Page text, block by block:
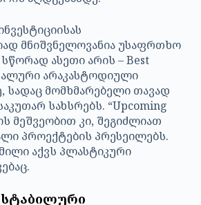
მნიშვნელოვანია უსაფრთხო
სწორად ასეთი არის – Best
არაკასტოდიული
მომხმარებელი თავად
სახსრებს. “Upcoming
მეშვეობით კი, შეგიძლიათ
პროექტების პრესეილებს.
აქვს პლასტიკური
სტაბილური